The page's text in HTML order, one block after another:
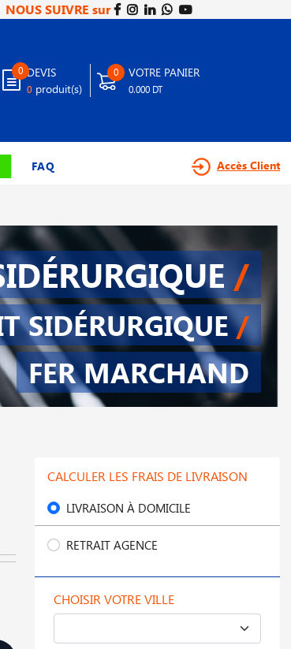
NOUS SUIVRE sur
0 DEVIS
0 produit(s)
0 VOTRE PANIER
0.000 DT
FAQ Accès Client
/
SIDÉRURGIQUE/
FER MARCHAND
CALCULER LES FRAIS DE LIVRAISON
LIVRAISON À DOMICILE
RETRAIT AGENCE
CHOISIR VOTRE VILLE